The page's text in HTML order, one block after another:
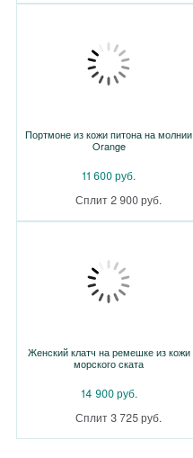
Портмоне из кожи питона на молнии
Orange
11 600 руб.
Сплит 2 900 руб.
Женский клатч на ремешке из кожи
морского ската
14 900 руб.
Сплит 3 725 руб.